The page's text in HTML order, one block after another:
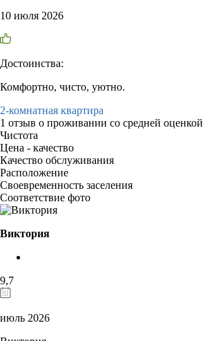
10 июля 2026
Достоинства:
Комфортно, чисто, уютно.
2-комнатная квартира
1 отзыв о проживании со средней оценкой
Чистота
Цена - качество
Качество обслуживания
Расположение
Своевременность заселения
Соответствие фото
Виктория
9,7
июль 2026